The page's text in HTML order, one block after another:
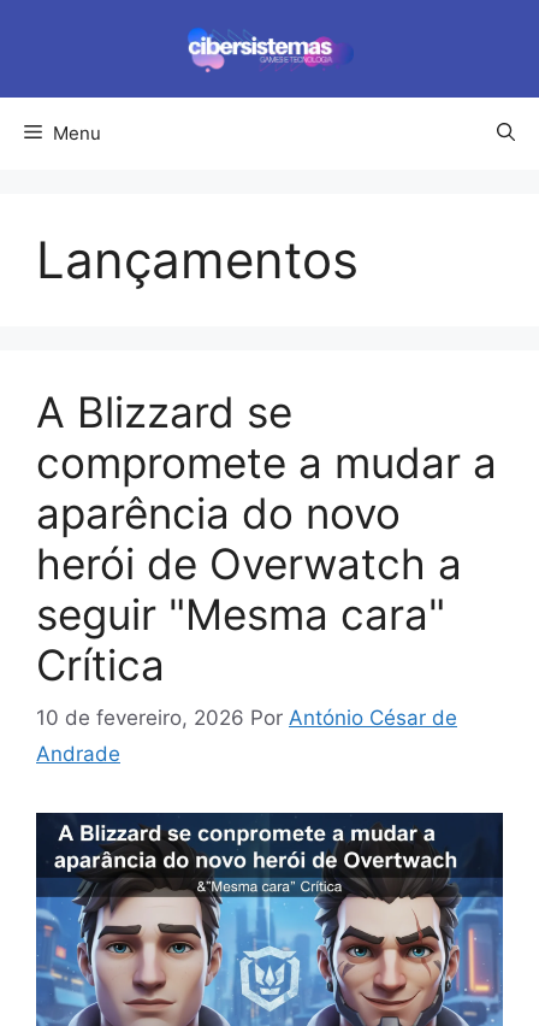
conteúdo
Menu
Lançamentos
A Blizzard se
compromete a mudar a
aparência do novo
herói de Overwatch a
seguir "Mesma cara"
Crítica
10 de fevereiro, 2026 Por António César de
Andrade